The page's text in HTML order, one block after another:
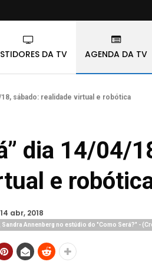
DA TV AGENDA DA TV
sábado: realidade virtual e robótica
dia 14/04/
e
14 abr, 2018
Sandra Annenberg no estúdio do "Como Será?" -